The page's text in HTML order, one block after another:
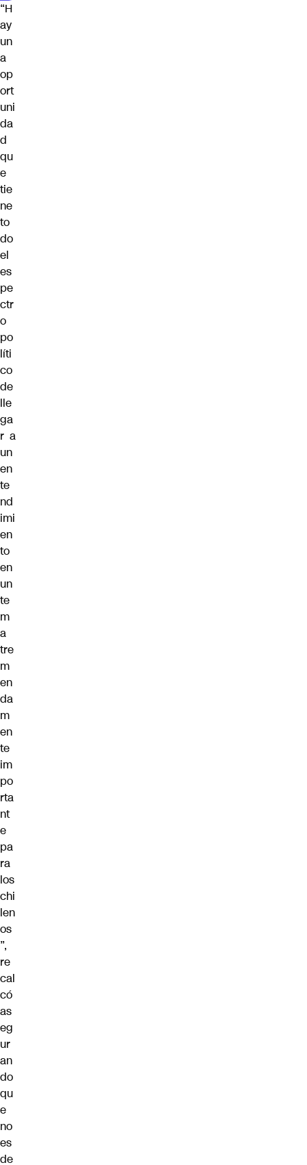
“H
ay
un
a
op
ort
uni
da
d
qu
e
tie
ne
to
do
el
es
pe
ctr
o
po
líti
co
de
lle
ga
r a
un
en
te
nd
imi
en
to
en
un
te
m
a
tre
m
en
da
m
en
te
im
po
rta
nt
e
pa
ra
los
chi
len
os
”,
re
cal
có
as
eg
ur
an
do
qu
e
no
es
de